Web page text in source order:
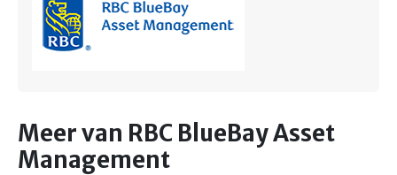
Meer van RBC BlueBay Asset
Management